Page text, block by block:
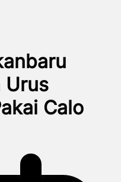
Urus
Calo